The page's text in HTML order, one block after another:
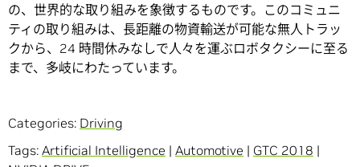
の、世界的な取り組みを象徴するものです。このコミュニ
ティの取り組みは、長距離の物資輸送が可能な無人トラッ
クから、24 時間休みなしで人々を運ぶロボタクシーに至る
まで、多岐にわたっています。
Categories: Driving
Tags: Artificial Intelligence | Automotive | GTC 2018 |